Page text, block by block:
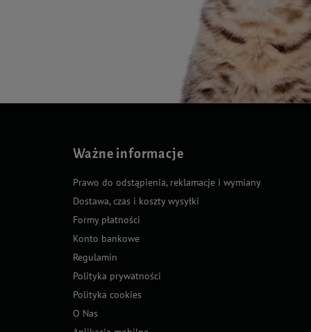
Ważne informacje
Prawo do odstąpienia, reklamacje i wymiany
Dostawa, czas i koszty wysyłki
Formy płatności
Konto bankowe
Regulamin
Polityka prywatności
Polityka cookies
O Nas